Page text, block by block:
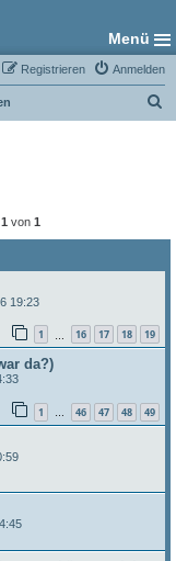
Menü
Anmelden
Registrieren
1 von 1
19:23
1 16 17 18 19
da?)
1 … 46 47 48 49